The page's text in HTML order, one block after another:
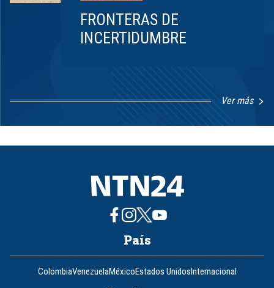
FRONTERAS DE
INCERTIDUMBRE
Ver más
1
8
País
ColombiaVenezuelaMéxicoEstados UnidosInternacional